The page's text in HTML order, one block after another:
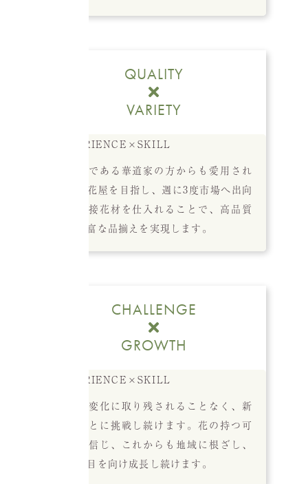
QUALITY
VARIETY
専門家である華道家の方からも愛用され
続ける花屋を目指し、週に3度市場へ出向
き、直接花材を仕入れることで、高品質
かつ豊富な品揃えを実現します。
CHALLENGE
GROWTH
時代の変化に取り残されることなく、新
しいことに挑戦し続けます。花の持つ可
能性を信じ、これからも地域に根ざし、
社会に目を向け成長し続けます。